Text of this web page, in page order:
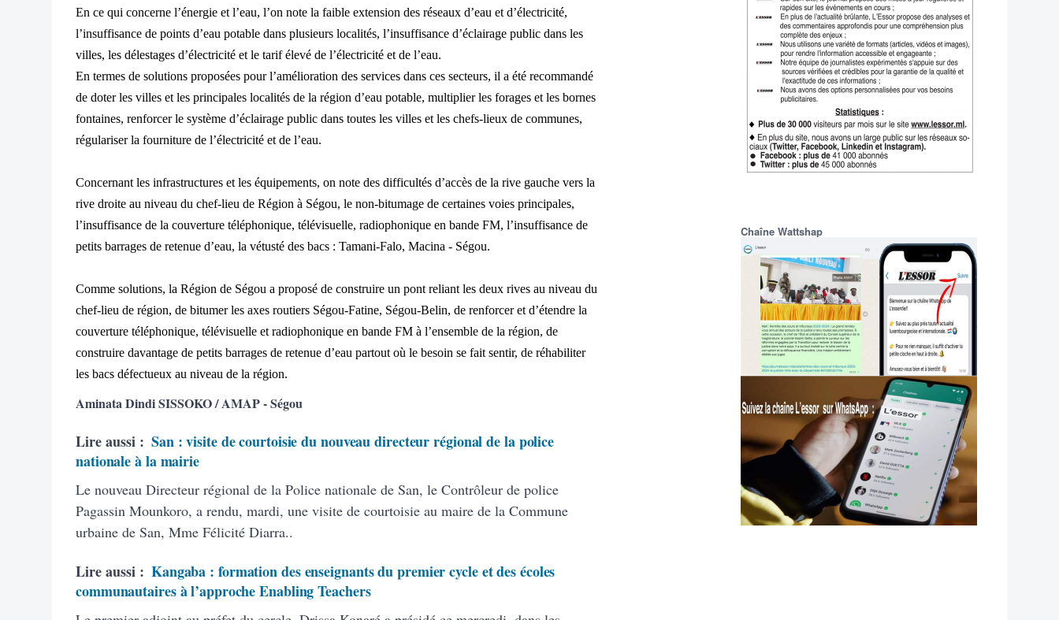
En ce qui concerne l’énergie et l’eau, l’on note la faible extension des réseaux d’eau et d’électricité,
l’insuffisance de points d’eau potable dans plusieurs localités, l’insuffisance d’éclairage public dans les
villes, les délestages d’électricité et le tarif élevé de l’électricité et de l’eau.
En termes de solutions proposées pour l’amélioration des services dans ces secteurs, il a été recommandé
de doter les villes et les principales localités de la région d’eau potable, multiplier les forages et les bornes
fontaines, renforcer le système d’éclairage public dans toutes les villes et les chefs-lieux de communes,
régulariser la fourniture de l’électricité et de l’eau.
Concernant les infrastructures et les équipements, on note des difficultés d’accès de la rive gauche vers la
rive droite au niveau du chef-lieu de Région à Ségou, le non-bitumage de certaines voies principales,
l’insuffisance de la couverture téléphonique, télévisuelle, radiophonique en bande FM, l’insuffisance de
petits barrages de retenue d’eau, la vétusté des bacs : Tamani-Falo, Macina - Ségou.
Comme solutions, la Région de Ségou a proposé de construire un pont reliant les deux rives au niveau du
chef-lieu de région, de bitumer les axes routiers Ségou-Fatine, Ségou-Belin, de renforcer et d’étendre la
couverture téléphonique, télévisuelle et radiophonique en bande FM à l’ensemble de la région, de
construire davantage de petits barrages de retenue d’eau partout où le besoin se fait sentir, de réhabiliter
les bacs défectueux au niveau de la région.
Aminata Dindi SISSOKO / AMAP - Ségou
Lire aussi : San : visite de courtoisie du nouveau directeur régional de la police
nationale à la mairie
Le nouveau Directeur régional de la Police nationale de San, le Contrôleur de police
Pagassin Mounkoro, a rendu, mardi, une visite de courtoisie au maire de la Commune
urbaine de San, Mme Félicité Diarra..
Lire aussi : Kangaba : formation des enseignants du premier cycle et des écoles
communautaires à l’approche Enabling Teachers
Chaîne Wattshap